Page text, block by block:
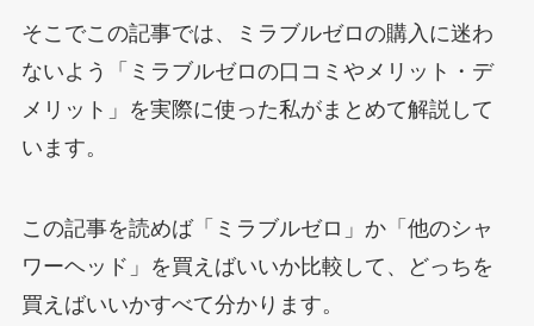
そこでこの記事では、ミラブルゼロの購入に迷わ
ないよう「ミラブルゼロの口コミやメリット・デ
メリット」を実際に使った私がまとめて解説して
います。
この記事を読めば「ミラブルゼロ」か「他のシャ
ワーヘッド」を買えばいいか比較して、どっちを
買えばいいかすべて分かります。